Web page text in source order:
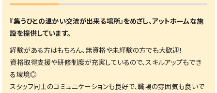
『集うひとの温かい交流が出来る場所』をめざし、アットホームな施
設を提供しています。
経験がある方はもちろん、無資格や未経験の方でも大歓迎！
資格取得支援や研修制度が充実しているので、スキルアップもでき
る環境◎
スタッフ同士のコミュニケーションも良好で、職場の雰囲気も良いで